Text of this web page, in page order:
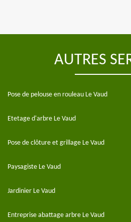
AUTRES
Pose de pelouse en rouleau Le Vaud
Etetage d'arbre Le Vaud
Pose de clôture et grillage Le Vaud
Paysagiste Le Vaud
Jardinier Le Vaud
Entreprise abattage arbre Le Vaud